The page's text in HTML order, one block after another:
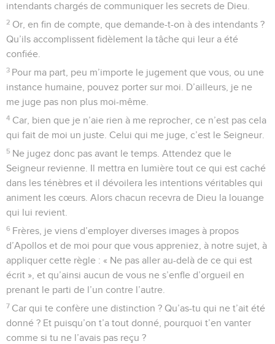
intendants chargés de communiquer les secrets de Dieu.
2 Or, en fin de compte, que demande-t-on à des intendants ?
Qu’ils accomplissent fidèlement la tâche qui leur a été
confiée.
3 Pour ma part, peu m’importe le jugement que vous, ou une
instance humaine, pouvez porter sur moi. D’ailleurs, je ne
me juge pas non plus moi-même.
4 Car, bien que je n’aie rien à me reprocher, ce n’est pas cela
qui fait de moi un juste. Celui qui me juge, c’est le Seigneur.
5 Ne jugez donc pas avant le temps. Attendez que le
Seigneur revienne. Il mettra en lumière tout ce qui est caché
dans les ténèbres et il dévoilera les intentions véritables qui
animent les cœurs. Alors chacun recevra de Dieu la louange
qui lui revient.
6 Frères, je viens d’employer diverses images à propos
d’Apollos et de moi pour que vous appreniez, à notre sujet, à
appliquer cette règle : « Ne pas aller au-delà de ce qui est
écrit », et qu’ainsi aucun de vous ne s’enfle d’orgueil en
prenant le parti de l’un contre l’autre.
7 Car qui te confère une distinction ? Qu’as-tu qui ne t’ait été
donné ? Et puisqu’on t’a tout donné, pourquoi t’en vanter
comme si tu ne l’avais pas reçu ?